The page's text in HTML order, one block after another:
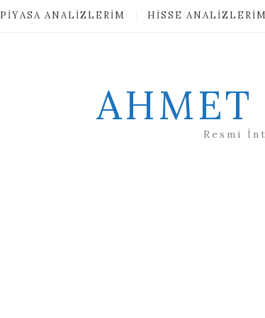
PIYASA ANALIZLERIM HISSE ANALIZLERIM
AHMET
Resmi